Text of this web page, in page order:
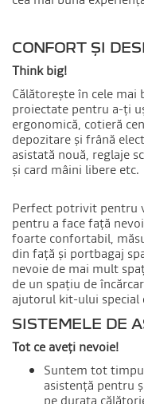
CONFORT ȘI
Think big!
Călătorește în cele
proiectate pentru a-ți
ergonomică, cotieră
depozitare și frână
asistată nouă, reglaje
și card mâini libere etc.
Perfect potrivit pentru
pentru a face față
foarte confortabil,
din față și portbagaj
nevoie de mai mult
de un spațiu de
ajutorul kit-ului special
SISTEMELE DE
Tot ce aveți nevoie!
Suntem tot
asistență pentru
pe durata